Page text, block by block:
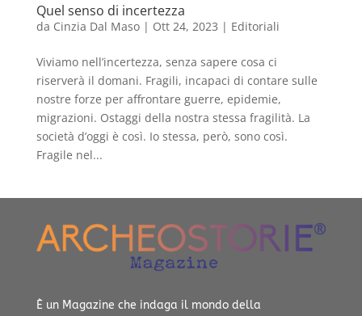
Quel senso di incertezza
da Cinzia Dal Maso| Ott 24, 2023 | Editoriali
Viviamo nell’incertezza, senza sapere cosa ci
riserverà il domani. Fragili, incapaci di contare sulle
nostre forze per affrontare guerre, epidemie,
migrazioni. Ostaggi della nostra stessa fragilità. La
società d’oggi è così. Io stessa, però, sono così.
Fragile nel...
È un Magazine che indaga il mondo della